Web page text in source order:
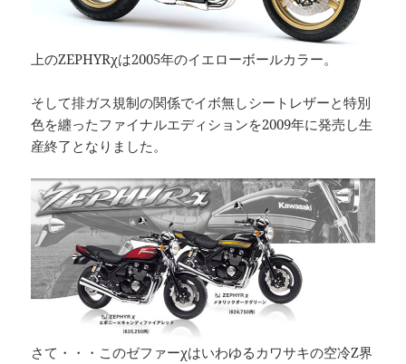
上のZEPHYRχは2005年のイエローボールカラー。
そして排ガス規制の関係でイボ無しシートレザーと特別
色を纏ったファイナルエディションを2009年に発売し生
産終了となりました。
さて・・・このゼファーχはいわゆるカワサキの空冷Z界